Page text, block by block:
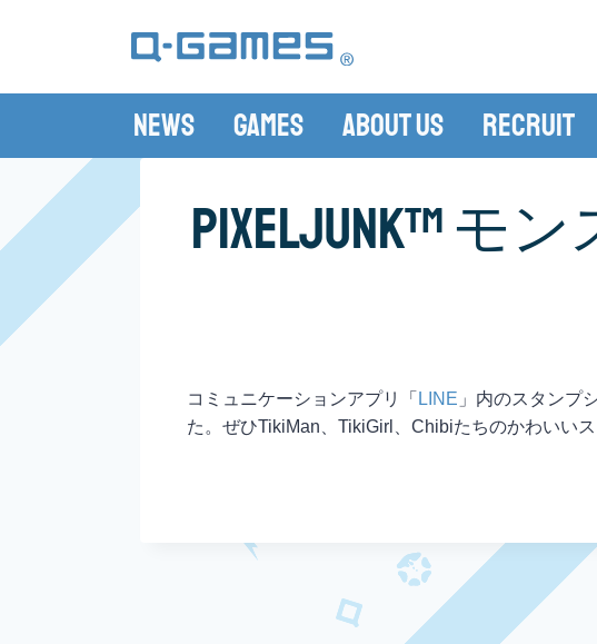
News Games About Us Recruit
PixelJunk™ モ
コミュニケーションアプリ「 LINE 」内のスタンプ
た。ぜひTikiMan、TikiGirl、Chibiたちのかわいい